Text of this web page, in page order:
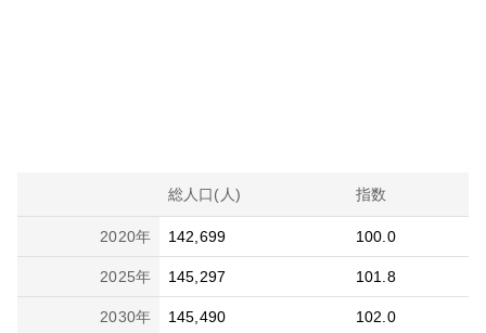
総人口(人) 指数
2020年 142,699 100.0
2025年 145,297 101.8
2030年 145,490 102.0